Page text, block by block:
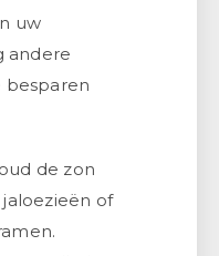
uw
andere
besparen
de zon
of